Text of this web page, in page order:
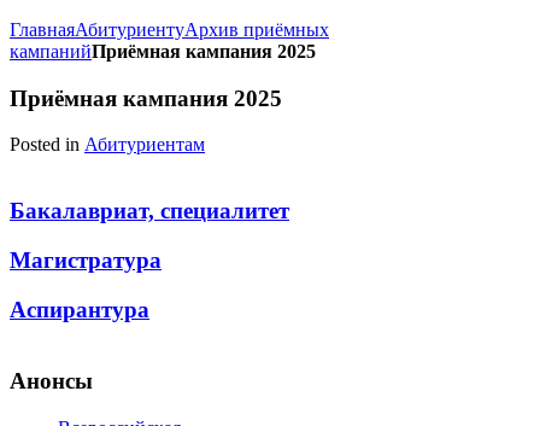
ГлавнаяАбитуриентуАрхив приёмных
кампанийПриёмная кампания 2025
Приёмная кампания 2025
Posted in Абитуриентам
Бакалавриат, специалитет
Магистратура
Аспирантура
Анонсы